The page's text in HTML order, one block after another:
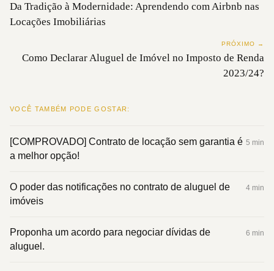
Da Tradição à Modernidade: Aprendendo com Airbnb nas
Locações Imobiliárias
PRÓXIMO →
Como Declarar Aluguel de Imóvel no Imposto de Renda
2023/24?
VOCÊ TAMBÉM PODE GOSTAR:
[COMPROVADO] Contrato de locação sem garantia é
a melhor opção!
5 min
O poder das notificações no contrato de aluguel de
imóveis
4 min
Proponha um acordo para negociar dívidas de
aluguel.
6 min